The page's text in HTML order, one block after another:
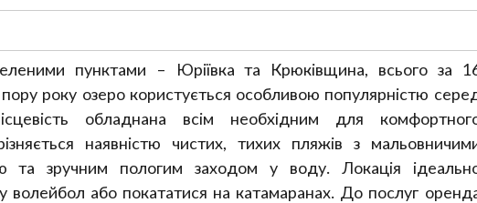
пунктами – Юріївка та Крюківщина, всього за
пору року озеро користується особливою популярністю
обладнана всім необхідним для
наявністю чистих, тихих пляжів з
та зручним пологим заходом у воду. Локація
волейбол або покататися на катамаранах. До послуг